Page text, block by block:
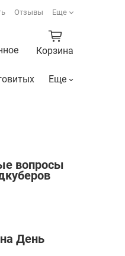
Отзывы Еще
Корзина
Еще
вопросы
День